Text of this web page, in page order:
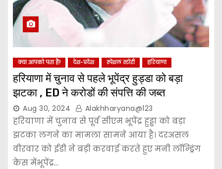
क्या आपको पता हैं? देश-प्रदेश स्पेशल स्टोरी हरियाणा
हरियाणा में चुनाव से पहले भूपेंद्र हुड्डा को बड़ा
झटका , ED ने करोडों की संपत्ति की जब्त
Aug 30, 2024 Alakhharyana@123
हरियाणा में चुनाव से पूर्व सीएम भूपेंद्र हुड्डा को बड़ा
झटका लगने का मामला सामने आया है। दरअसल
वीरवार को ईडी ने बड़ी करवाई करते हुए मनी लॉन्ड्रिंग
केस मेंभूपेंद्र…